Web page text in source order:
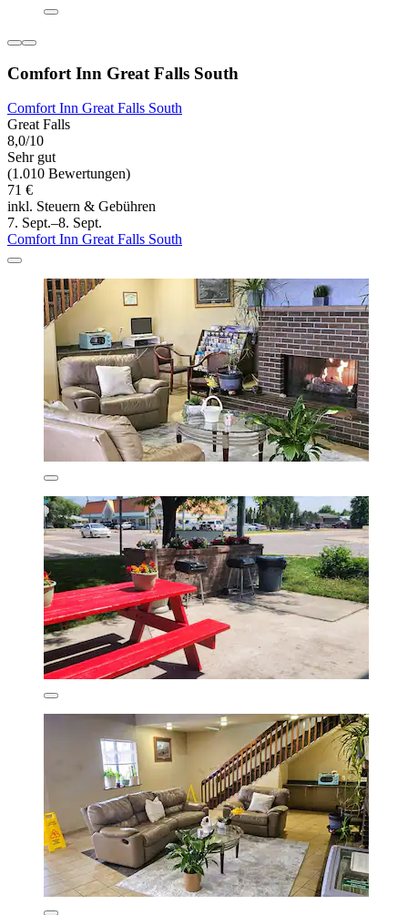
Comfort Inn Great Falls South
Comfort Inn Great Falls South
Great Falls
8,0/10
Sehr gut
(1.010 Bewertungen)
71 €
inkl. Steuern & Gebühren
7. Sept.–8. Sept.
Comfort Inn Great Falls South